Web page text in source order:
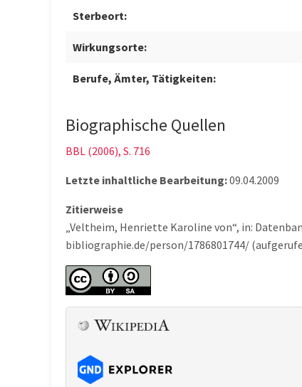
Sterbeort:
Wirkungsorte:
Berufe, Ämter, Tätigkeiten:
Biographische Quellen
BBL (2006), S. 716
Letzte inhaltliche Bearbeitung:09.04.2009
Zitierweise
„Veltheim, Henriette Karoline von“, in:
bibliographie.de/person/1786801744/